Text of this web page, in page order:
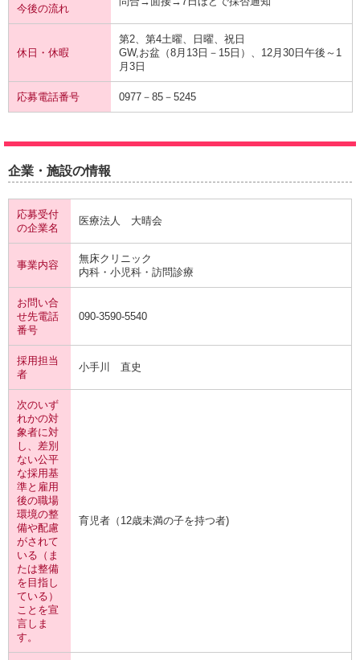
今後の流れ
休日・休暇
第2、第4土曜、日曜、祝日
GW,お盆（8月13日－15日）、12月30日午後～1
月3日
応募電話番号 0977－85－5245
企業・施設の情報
応募受付
の企業名
医療法人 大晴会
事業内容
無床クリニック
内科・小児科・訪問診療
お問い合
せ先電話
番号
090-3590-5540
採用担当
者
小手川 直史
次のいず
れかの対
象者に対
し、差別
ない公平
な採用基
準と雇用
後の職場
環境の整
備や配慮
がされて
いる（ま
たは整備
を目指し
ている）
ことを宣
言しま
す。
育児者（12歳未満の子を持つ者)